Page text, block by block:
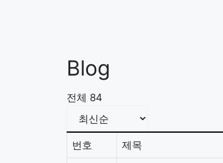
Blog
전체 84
번호 제목